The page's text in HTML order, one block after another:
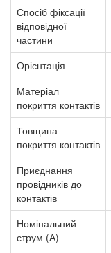
Спосіб фіксації
відповідної
частини
Орієнтація
Матеріал
покриття контактів
Товщина
покриття контактів
Приєднання
провідників до
контактів
Номінальний
струм (А)